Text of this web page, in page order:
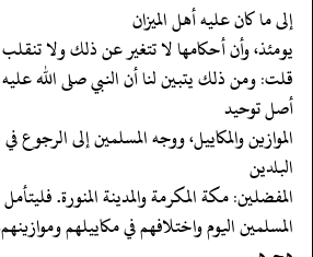
‏‏‏‏إلى ما كان عليه أهل الميزان
‏‏‏‏يومئذ، وأن أحكامها لا تتغير عن ذلك ولا
‏‏‏‏قلت: ومن ذلك يتبين لنا أن النبي صلى الله
أصل توحيد
‏‏‏‏الموازين والمكاييل، ووجه المسلمين إلى
البلدين
‏‏‏‏المفضلين: مكة المكرمة والمدينة المنورة.
‏‏‏‏المسلمين اليوم واختلافهم في مكاييلهم